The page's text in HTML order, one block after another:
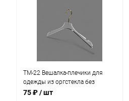
TM-22 Вешалка-плечики для
одежды из оргстекла без
перекладины L-385 мм
75 ₽/ шт